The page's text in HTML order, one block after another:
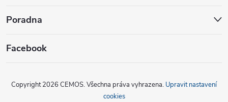
Poradna
Facebook
Copyright 2026 CEMOS. Všechna práva vyhrazena. Upravit nastavení
cookies